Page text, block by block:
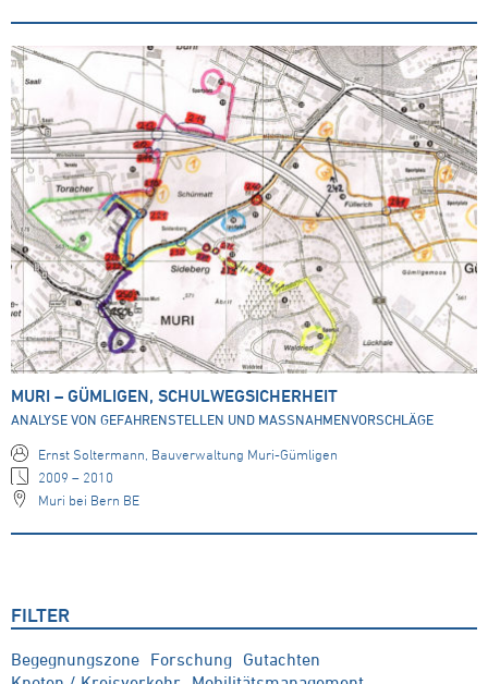
MURI – GÜMLIGEN, SCHULWEGSICHERHEIT
ANALYSE VON GEFAHRENSTELLEN UND MASSNAHMENVORSCHLÄGE
Ernst Soltermann, Bauverwaltung Muri-Gümligen
2009 – 2010
Muri bei Bern BE
FILTER
Begegnungszone Forschung
Gutachten